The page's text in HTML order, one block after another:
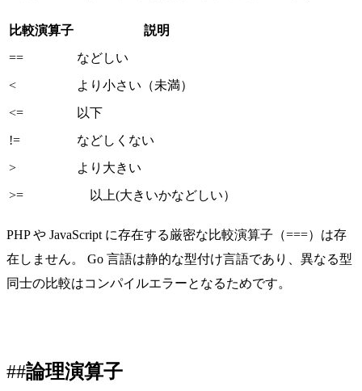
比較演算子
説明
==
などしい
<
より小さい（未満）
<=
以下
!=
などしくない
>
より大きい
>=
以上(大きいかなどしい）
PHP や JavaScript に存在する厳密な比較演算子（===）は存
在しません。 Go 言語は静的な型付け言語であり、異なる型
同士の比較はコンパイルエラーとなるためです。
論理演算子